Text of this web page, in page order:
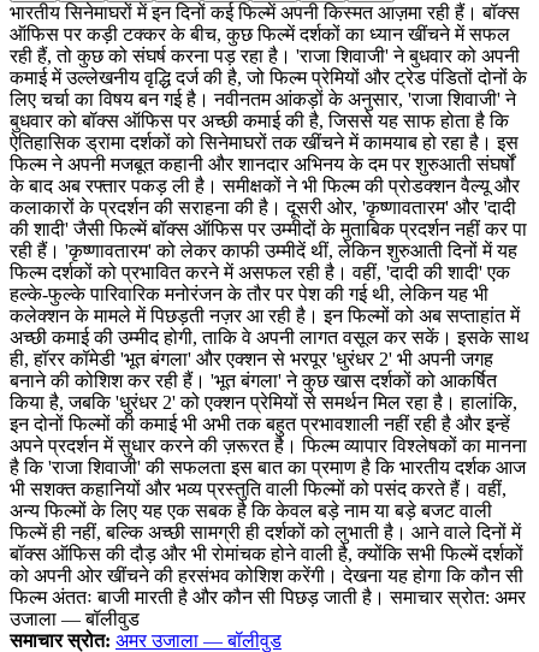
भारतीय सिनेमाघरों में इन दिनों कई फिल्में अपनी किस्मत आज़मा रही हैं। बॉक्स
ऑफिस पर कड़ी टक्कर के बीच, कुछ फिल्में दर्शकों का ध्यान खींचने में सफल
रही हैं, तो कुछ को संघर्ष करना पड़ रहा है। 'राजा शिवाजी' ने बुधवार को अपनी
कमाई में उल्लेखनीय वृद्धि दर्ज की है, जो फिल्म प्रेमियों और ट्रेड पंडितों दोनों के
लिए चर्चा का विषय बन गई है। नवीनतम आंकड़ों के अनुसार, 'राजा शिवाजी' ने
बुधवार को बॉक्स ऑफिस पर अच्छी कमाई की है, जिससे यह साफ होता है कि
ऐतिहासिक ड्रामा दर्शकों को सिनेमाघरों तक खींचने में कामयाब हो रहा है। इस
फिल्म ने अपनी मजबूत कहानी और शानदार अभिनय के दम पर शुरुआती संघर्षों
के बाद अब रफ्तार पकड़ ली है। समीक्षकों ने भी फिल्म की प्रोडक्शन वैल्यू और
कलाकारों के प्रदर्शन की सराहना की है। दूसरी ओर, 'कृष्णावतारम' और 'दादी
की शादी' जैसी फिल्में बॉक्स ऑफिस पर उम्मीदों के मुताबिक प्रदर्शन नहीं कर पा
रही हैं। 'कृष्णावतारम' को लेकर काफी उम्मीदें थीं, लेकिन शुरुआती दिनों में यह
फिल्म दर्शकों को प्रभावित करने में असफल रही है। वहीं, 'दादी की शादी' एक
हल्के-फुल्के पारिवारिक मनोरंजन के तौर पर पेश की गई थी, लेकिन यह भी
कलेक्शन के मामले में पिछड़ती नज़र आ रही है। इन फिल्मों को अब सप्ताहांत में
अच्छी कमाई की उम्मीद होगी, ताकि वे अपनी लागत वसूल कर सकें। इसके साथ
ही, हॉरर कॉमेडी 'भूत बंगला' और एक्शन से भरपूर 'धुरंधर 2' भी अपनी जगह
बनाने की कोशिश कर रही हैं। 'भूत बंगला' ने कुछ खास दर्शकों को आकर्षित
किया है, जबकि 'धुरंधर 2' को एक्शन प्रेमियों से समर्थन मिल रहा है। हालांकि,
इन दोनों फिल्मों की कमाई भी अभी तक बहुत प्रभावशाली नहीं रही है और इन्हें
अपने प्रदर्शन में सुधार करने की ज़रूरत है। फिल्म व्यापार विश्लेषकों का मानना
है कि 'राजा शिवाजी' की सफलता इस बात का प्रमाण है कि भारतीय दर्शक आज
भी सशक्त कहानियों और भव्य प्रस्तुति वाली फिल्मों को पसंद करते हैं। वहीं,
अन्य फिल्मों के लिए यह एक सबक है कि केवल बड़े नाम या बड़े बजट वाली
फिल्में ही नहीं, बल्कि अच्छी सामग्री ही दर्शकों को लुभाती है। आने वाले दिनों में
बॉक्स ऑफिस की दौड़ और भी रोमांचक होने वाली है, क्योंकि सभी फिल्में दर्शकों
को अपनी ओर खींचने की हरसंभव कोशिश करेंगी। देखना यह होगा कि कौन सी
फिल्म अंततः बाजी मारती है और कौन सी पिछड़ जाती है। समाचार स्रोत: अमर
उजाला — बॉलीवुड
समाचार स्रोत: अमर उजाला — बॉलीवुड